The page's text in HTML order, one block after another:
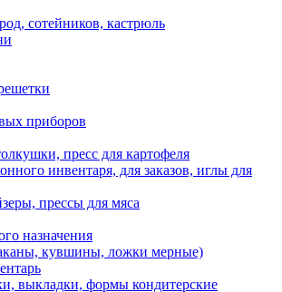
сотейников, кастрюль
приборов
пресс для картофеля
инвентаря, для заказов, иглы для
прессы для мяса
назначения
кувшины, ложки мерные)
выкладки, формы кондитерские